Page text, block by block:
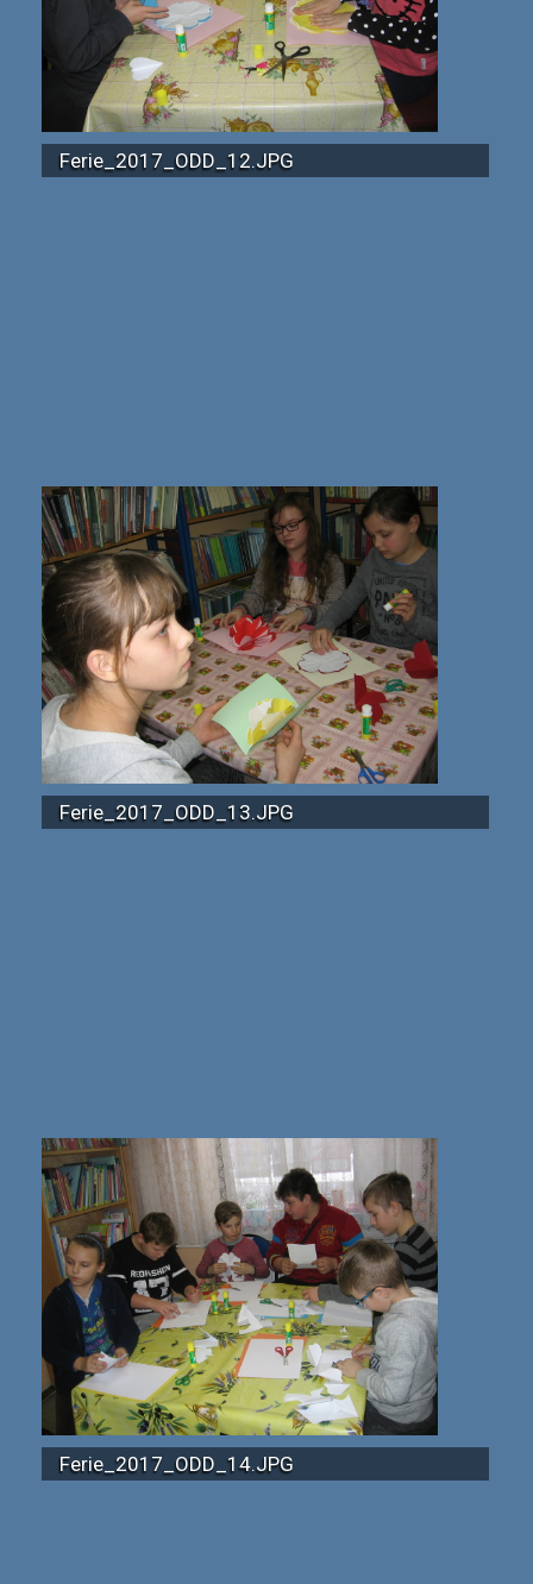
Ferie_2017_ODD_12.JPG
Ferie_2017_ODD_13.JPG
Ferie_2017_ODD_14.JPG